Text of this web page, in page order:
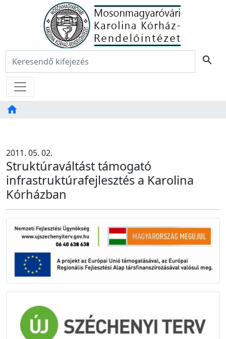
Főoldal
Keresés: search
Menü
home
TAB
2011. 05. 02.
Struktúraváltást támogató
infrastruktúrafejlesztés a Karolina
Kórházban